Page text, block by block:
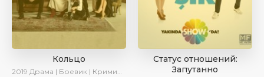
Кольцо
2019 Драма | Боевик | Криминал
Статус отношений:
Запутанно